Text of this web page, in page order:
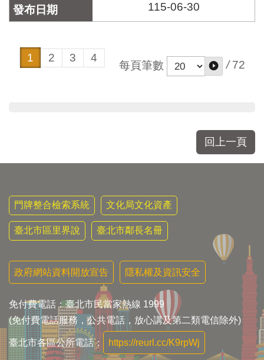
115-06-30
1 2 3 4
每頁筆數 / 72
回上一頁
門牌整合檢索系統 文化局文化資產
臺北市區里界說 臺北市鄰長名冊
政府網站資料開放宣告 隱私權及資訊安全
免付費電話：臺北市民當家熱線 1999
(免付費電話服務，公共電話，放心講及第二類電信除外)
臺北市各區公所電話： https://reurl.cc/K9rpWj